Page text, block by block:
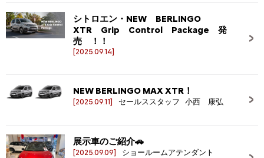
シトロエン・NEW BERLINGO
XTR Grip Control Package 発
売 ！！
[2025.09.14]
NEW BERLINGO MAX XTR！
[2025.09.11] セールススタッフ 小西 康弘
展示車のご紹介🚗
[2025.09.09] ショールームアテンダント